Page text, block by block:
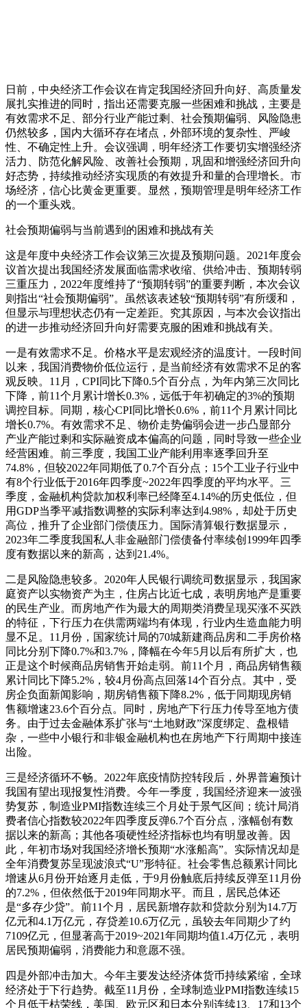
日前，中央经济工作会议在肯定我国经济回升向好、高质量发
展扎实推进的同时，指出还需要克服一些困难和挑战，主要是
有效需求不足、部分行业产能过剩、社会预期偏弱、风险隐患
仍然较多，国内大循环存在堵点，外部环境的复杂性、严峻
性、不确定性上升。会议强调，明年经济工作要切实增强经济
活力、防范化解风险、改善社会预期，巩固和增强经济回升向
好态势，持续推动经济实现质的有效提升和量的合理增长。市
场经济，信心比黄金更重要。显然，预期管理是明年经济工作
的一个重头戏。
社会预期偏弱与当前遇到的困难和挑战有关
这是年度中央经济工作会议第三次提及预期问题。2021年度会
议首次提出我国经济发展面临需求收缩、供给冲击、预期转弱
三重压力，2022年度维持了“预期转弱”的重要判断，本次会议
则指出“社会预期偏弱”。虽然该表述较“预期转弱”有所缓和，
但显示与理想状态仍有一定差距。究其原因，与本次会议指出
的进一步推动经济回升向好需要克服的困难和挑战有关。
一是有效需求不足。价格水平是宏观经济的温度计。一段时间
以来，我国消费物价低位运行，是当前经济有效需求不足的客
观反映。11月，CPI同比下降0.5个百分点，为年内第三次同比
下降，前11个月累计增长0.3%，远低于年初确定的3%的预期
调控目标。同期，核心CPI同比增长0.6%，前11个月累计同比
增长0.7%。有效需求不足、物价走势偏弱会进一步凸显部分
产业产能过剩和实际融资成本偏高的问题，同时导致一些企业
经营困难。前三季度，我国工业产能利用率逐季回升至
74.8%，但较2022年同期低了0.7个百分点；15个工业子行业中
有8个行业低于2016年四季度~2022年四季度的平均水平。三
季度，金融机构贷款加权利率已经降至4.14%的历史低位，但
用GDP当季平减指数调整的实际利率达到4.98%，却处于历史
高位，推升了企业部门偿债压力。国际清算银行数据显示，
2023年二季度我国私人非金融部门偿债备付率续创1999年四季
度有数据以来的新高，达到21.4%。
二是风险隐患较多。2020年人民银行调统司数据显示，我国家
庭资产以实物资产为主，住房占比近七成，表明房地产是重要
的民生产业。而房地产作为最大的周期类消费呈现买涨不买跌
的特征，下行压力在供需两端均有体现，行业内生造血能力明
显不足。11月份，国家统计局的70城新建商品房和二手房价格
同比分别下降0.7%和3.7%，降幅在今年5月以后有所扩大，也
正是这个时候商品房销售开始走弱。前11个月，商品房销售额
累计同比下降5.2%，较4月份高点回落14个百分点。其中，受
房企负面新闻影响，期房销售额下降8.2%，低于同期现房销
售额增速23.6个百分点。同时，房地产下行压力传导至地方债
务。由于过去金融体系扩张与“土地财政”深度绑定、盘根错
杂，一些中小银行和非银金融机构也在房地产下行周期中接连
出险。
三是经济循环不畅。2022年底疫情防控转段后，外界普遍预计
我国有望出现报复性消费。今年一季度，我国经济迎来一波强
势复苏，制造业PMI指数连续三个月处于景气区间；统计局消
费者信心指数较2022年四季度反弹6.7个百分点，涨幅创有数
据以来的新高；其他各项硬性经济指标也均有明显改善。因
此，年初市场对我国经济增长预期“水涨船高”。实际情况却是
全年消费复苏呈现波浪式“U”形特征。社会零售总额累计同比
增速从6月份开始逐月走低，于9月份触底后持续反弹至11月份
的7.2%，但依然低于2019年同期水平。而且，居民总体还
是“多存少贷”。前11个月，居民新增存款和贷款分别为14.7万
亿元和4.1万亿元，存贷差10.6万亿元，虽较去年同期少了约
7109亿元，但显著高于2019~2021年同期均值1.4万亿元，表明
居民预期偏弱，消费能力和意愿不强。
四是外部冲击加大。今年主要发达经济体货币持续紧缩，全球
经济处于下行趋势。截至11月份，全球制造业PMI指数连续15
个月低于枯荣线，美国、欧元区和日本分别连续13、17和13个